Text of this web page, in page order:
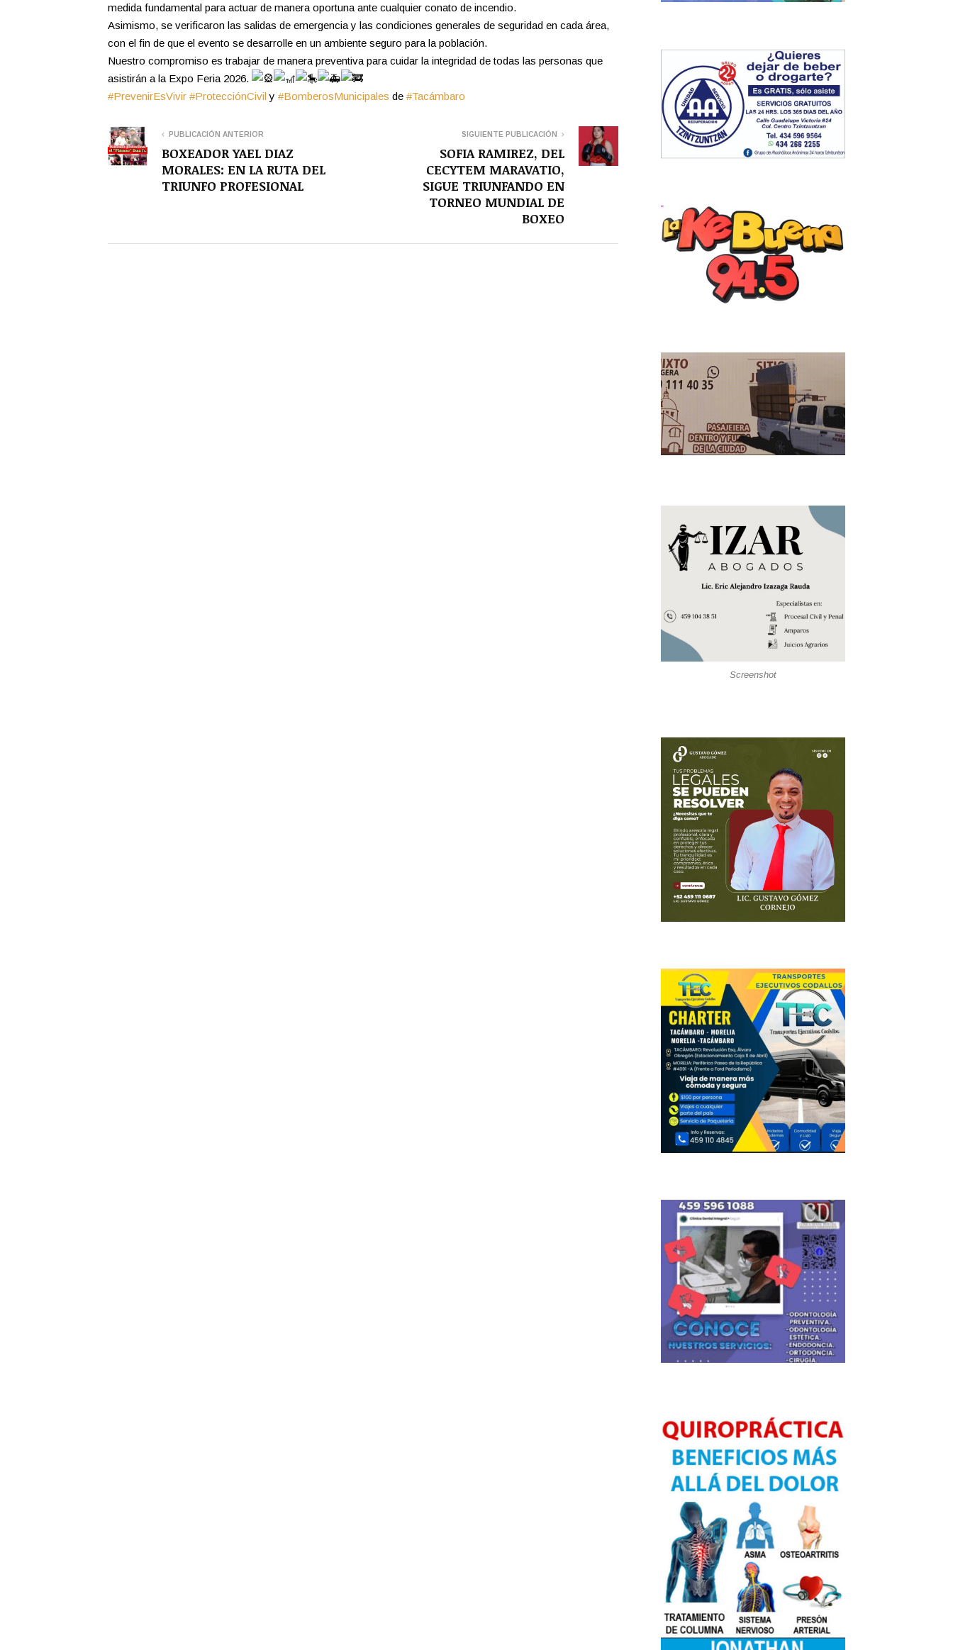
medida fundamental para actuar de manera oportuna ante cualquier conato de incendio.
Asimismo, se verificaron las salidas de emergencia y las condiciones generales de seguridad en cada área,
con el fin de que el evento se desarrolle en un ambiente seguro para la población.
Nuestro compromiso es trabajar de manera preventiva para cuidar la integridad de todas las personas que
asistirán a la Expo Feria 2026.
#PrevenirEsVivir #ProtecciónCivil y #BomberosMunicipales de #Tacámbaro
PUBLICACIÓN ANTERIOR
BOXEADOR YAEL DIAZ
MORALES: EN LA RUTA DEL
TRIUNFO PROFESIONAL
SIGUIENTE PUBLICACIÓN
SOFIA RAMIREZ, DEL
CECYTEM MARAVATIO,
SIGUE TRIUNFANDO EN
TORNEO MUNDIAL DE
BOXEO
Screenshot